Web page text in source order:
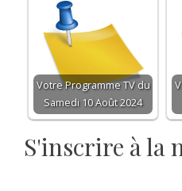
Votre Programme TV du
Samedi 10 Août 2024
S'inscrire à la